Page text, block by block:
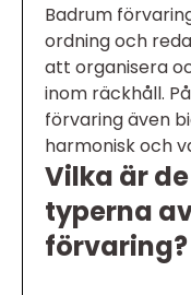
Badrum
ordning och
att organisera
inom räckhåll.
förvaring även
harmonisk och
Vilka är
typerna
förvaring?